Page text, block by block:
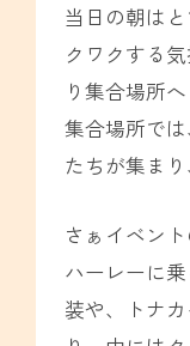
当日の朝は
クワクする
り集合場所
集合場所で
たちが集ま
さぁイベント
ハーレーに
装や、トナ